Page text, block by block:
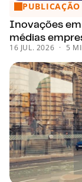
Inovações em
PUBLICAÇÃO
Inovações
médias
16 JUL. 2026 5